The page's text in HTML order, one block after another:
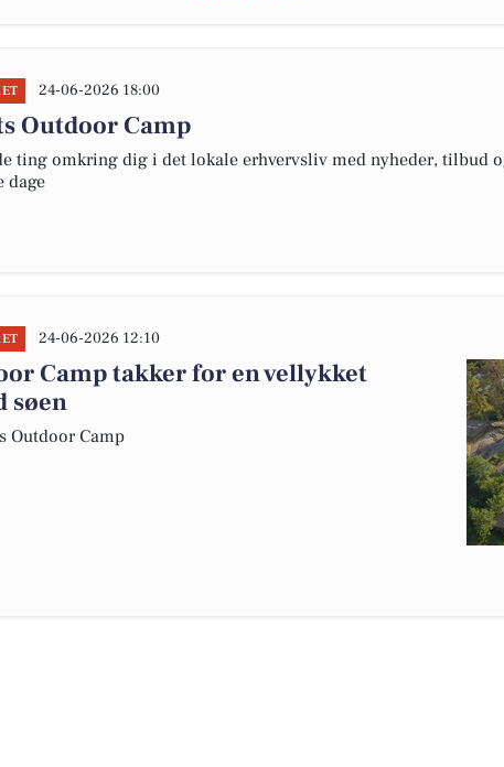
24-06-2026 18:00
Outdoor Camp
ting omkring dig i det lokale erhvervsliv med nyheder, tilbud
dage
24-06-2026 12:10
Camp takker for en vellykket
søen
Outdoor Camp